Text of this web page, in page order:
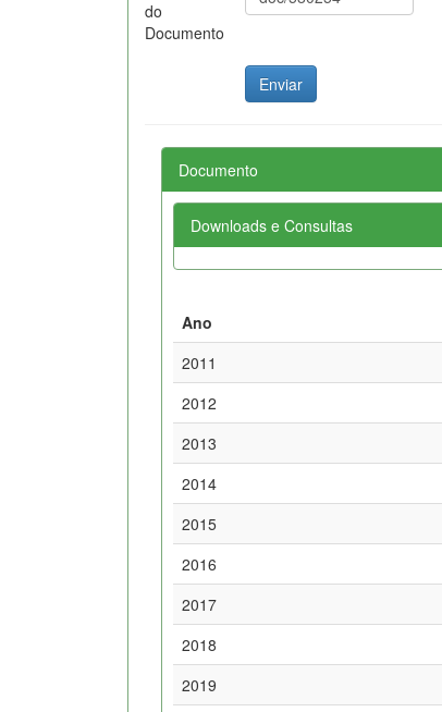
do
Documento
Documento
Downloads e Consultas
Ano
2011
2012
2013
2014
2015
2016
2017
2018
2019